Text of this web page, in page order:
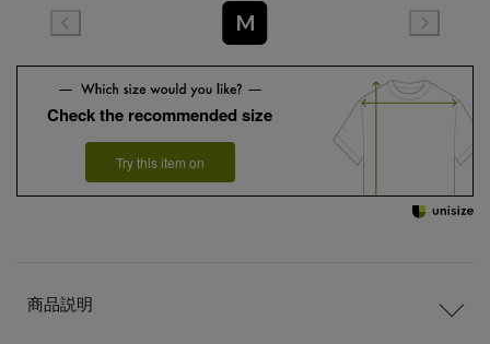
M
Check the recommended size
Try this item on
商品説明